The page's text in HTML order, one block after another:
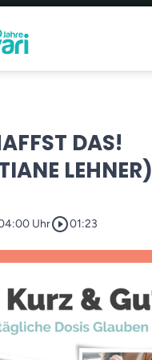
DAS!
LEHNER)
Uhrplay_circle_outline01:23